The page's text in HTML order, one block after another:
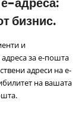
бизнис.
и
за е-пошта
адреси на е-
на вашата